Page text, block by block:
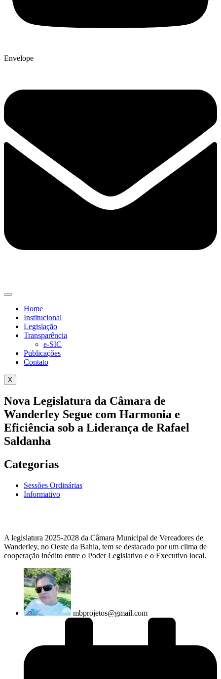
Envelope
Home
Institucional
Legislação
Transparência
e-SIC
Publicações
Contato
X
Nova Legislatura da Câmara de
Wanderley Segue com Harmonia e
Eficiência sob a Liderança de Rafael
Saldanha
Categorias
Sessões Ordinárias
Informativo
A legislatura 2025-2028 da Câmara Municipal de Vereadores de
Wanderley, no Oeste da Bahia, tem se destacado por um clima de
cooperação inédito entre o Poder Legislativo e o Executivo local.
mbprojetos@gmail.com